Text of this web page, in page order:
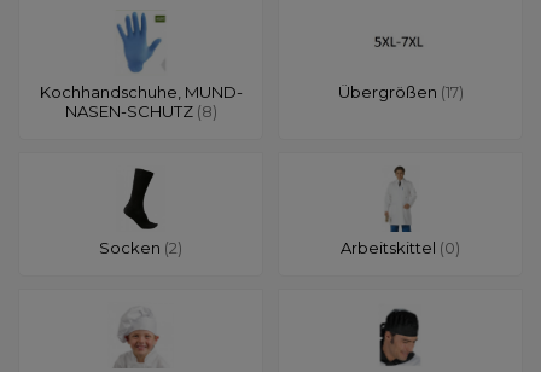
Kochhandschuhe, MUND-
NASEN-SCHUTZ (8)
Übergrößen (17)
Socken (2) Arbeitskittel (0)